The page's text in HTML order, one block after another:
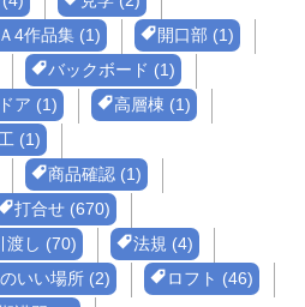
Ａ4作品集 (1)
開口部 (1)
バックボード (1)
ア (1)
高層棟 (1)
(1)
商品確認 (1)
打合せ (670)
渡し (70)
法規 (4)
いい場所 (2)
ロフト (46)